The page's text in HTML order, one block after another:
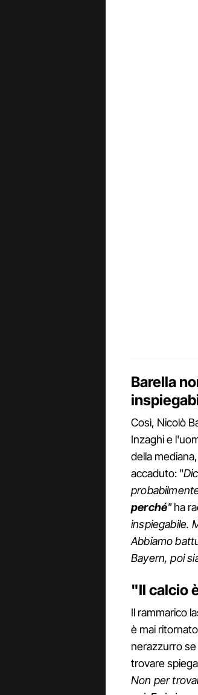
Barella
Così, Nicolò
Inzaghi e
della
accaduto: "
perché"ha
inspiegabile.
Abbiamo
Bayern, poi
"Il calcio
Il rammarico
è mai
nerazzurro
trovare
Non per